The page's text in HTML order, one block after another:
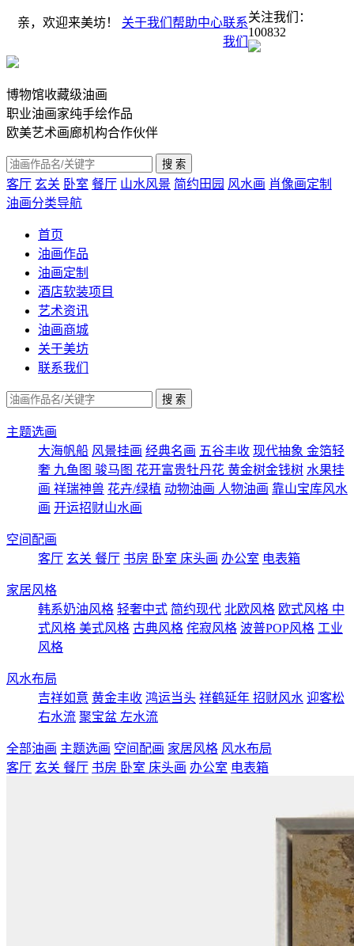
亲，欢迎来美坊！ 关于我们 帮助中心联系
我们
关注我们：
100832
博物馆收藏级油画
职业油画家纯手绘作品
欧美艺术画廊机构合作伙伴
客厅 玄关 卧室 餐厅 山水风景 简约田园 风水画 肖像画定制
油画分类导航
首页
油画作品
油画定制
酒店软装项目
艺术资讯
油画商城
关于美坊
联系我们
主题选画
大海帆船 风景挂画 经典名画 五谷丰收 现代抽象 金箔轻
奢 九鱼图 骏马图 花开富贵牡丹花 黄金树金钱树 水果挂
画 祥瑞神兽 花卉/绿植 动物油画 人物油画 靠山宝库风水
画 开运招财山水画
空间配画
客厅 玄关 餐厅 书房 卧室 床头画 办公室 电表箱
家居风格
韩系奶油风格 轻奢中式 简约现代 北欧风格 欧式风格 中
式风格 美式风格 古典风格 侘寂风格 波普POP风格 工业
风格
风水布局
吉祥如意 黄金丰收 鸿运当头 祥鹤延年 招财风水 迎客松
右水流 聚宝盆 左水流
全部油画 主题选画 空间配画 家居风格 风水布局
客厅 玄关 餐厅 书房 卧室 床头画 办公室 电表箱